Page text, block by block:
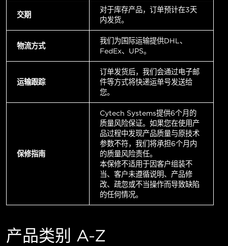
交期
对于库存产品，订单预计在3天
内发货。
物流方式
我们为国际运输提供DHL、
FedEx、UPS。
运输跟踪
订单发货后，我们会通过电子邮
件等方式将快递运单号发送给
您。
保修指南
Cytech Systems提供6个月的
质量风险保证。如果您在使用产
品过程中发现产品质量与原技术
参数不符，我们将承担6个月内
的质量风险责任。
本保修不适用于因客户组装不
当、客户未遵循说明、产品修
改、疏忽或不当操作而导致缺陷
的任何情况。
产品类别 A-Z